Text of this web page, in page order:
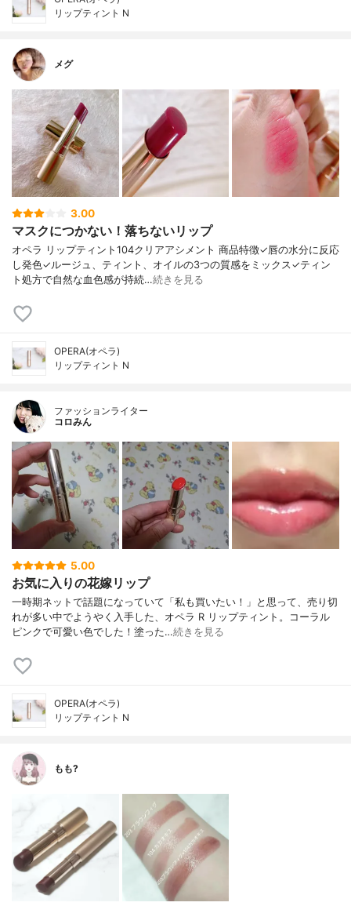
リップティント N
メグ
3.00
マスクにつかない！落ちないリップ
オペラ リップティント104クリアアシメント 商品特徴✓唇の水分に反応
し発色✓ルージュ、ティント、オイルの3つの質感をミックス✓ティン
ト処方で自然な血色感が持続…続きを見る
OPERA(オペラ)
リップティント N
ファッションライター
コロみん
5.00
お気に入りの花嫁リップ
一時期ネットで話題になっていて「私も買いたい！」と思って、売り切
れが多い中でようやく入手した、オペラ R リップティント。コーラル
ピンクで可愛い色でした！塗った…続きを見る
OPERA(オペラ)
リップティント N
もも?